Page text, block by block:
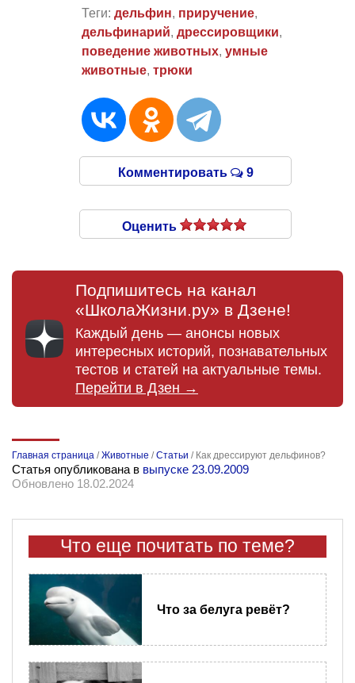
Теги: дельфин, приручение,
дельфинарий, дрессировщики,
поведение животных, умные
животные, трюки
Комментировать 9
Оценить
Подпишитесь на канал
«ШколаЖизни.ру» в Дзене!
Каждый день — анонсы новых
интересных историй, познавательных
тестов и статей на актуальные темы.
Перейти в Дзен →
Главная страница /Животные /Статьи / Как дрессируют дельфинов?
Статья опубликована в выпуске 23.09.2009
Обновлено 18.02.2024
Что еще почитать по теме?
Что за белуга ревёт?